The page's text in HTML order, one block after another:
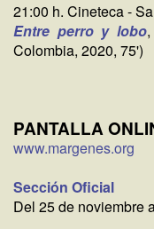
21:00 h. Cineteca -
Entre perro y lobo
Colombia, 2020, 75')
PANTALLA
www.margenes.org
Sección Oficial
Del 25 de noviembre